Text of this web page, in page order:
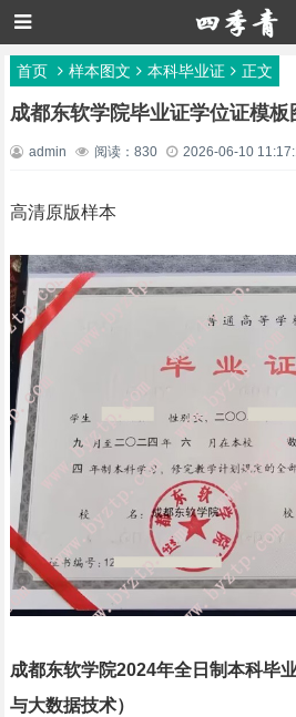
首页 样本图文 本科毕业证 正文
成都东软学院毕业证学位证模板
admin 阅读：830 2026-06-10
高清原版样本
成都东软学院2024年全日制本科毕
与大数据技术）